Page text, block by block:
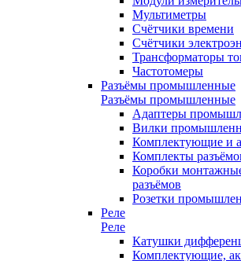
Мультиметры
Счётчики времени
Счётчики
Трансформаторы
Частотомеры
Разъёмы промышленные
Разъёмы промышленные
Адаптеры
Вилки
Комплектующие и
Комплекты
Коробки
разъёмов
Розетки
Реле
Реле
Катушки
Комплектующие,